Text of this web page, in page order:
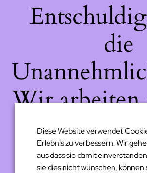
die
Wir arbeiten
großartigen
schau bald
Diese Website verwendet
Erlebnis zu verbessern. Wir
aus dass sie damit
sie dies nicht wünschen, können